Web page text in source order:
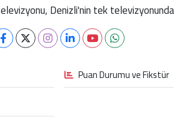
Denizli'nin tek
Puan Durumu ve Fikstür